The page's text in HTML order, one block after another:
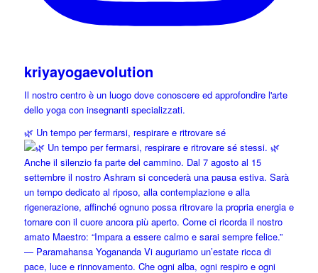
kriyayogaevolution
Il nostro centro è un luogo dove conoscere ed approfondire l'arte
dello yoga con insegnanti specializzati.
🌿 Un tempo per fermarsi, respirare e ritrovare sé